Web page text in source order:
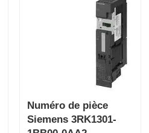
Numéro de pièce
Siemens 3RK1301-